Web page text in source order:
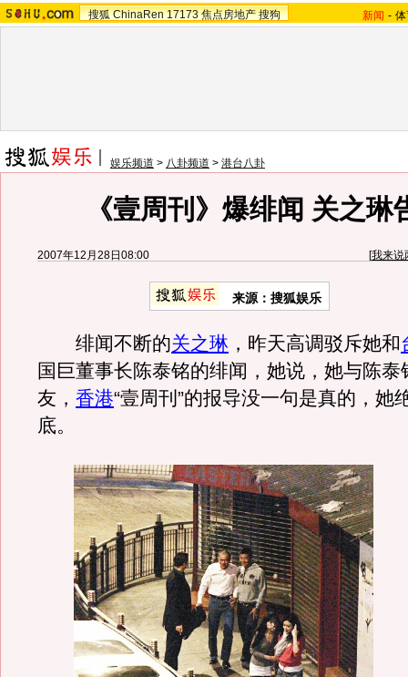
搜狐 ChinaRen 17173 焦点房地产 搜狗 新闻 -
娱乐频道 > 八卦频道 > 港台八卦
《壹周刊》爆绯闻 关之琳
2007年12月28日08:00 [我来说
来源：搜狐娱乐
绯闻不断的关之琳 ，昨天高调驳斥她和
国巨董事长陈泰铭的绯闻，她说，她与陈泰
友， 香港“壹周刊”的报导没一句是真的，她
底。